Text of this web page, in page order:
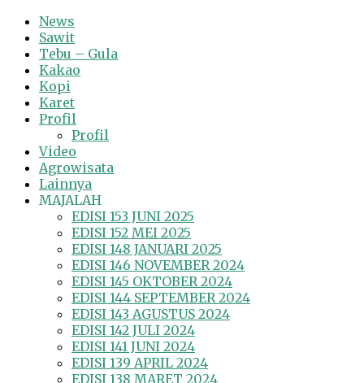
News
Sawit
Tebu – Gula
Kakao
Kopi
Karet
Profil
Profil
Video
Agrowisata
Lainnya
MAJALAH
EDISI 153 JUNI 2025
EDISI 152 MEI 2025
EDISI 148 JANUARI 2025
EDISI 146 NOVEMBER 2024
EDISI 145 OKTOBER 2024
EDISI 144 SEPTEMBER 2024
EDISI 143 AGUSTUS 2024
EDISI 142 JULI 2024
EDISI 141 JUNI 2024
EDISI 139 APRIL 2024
EDISI 138 MARET 2024